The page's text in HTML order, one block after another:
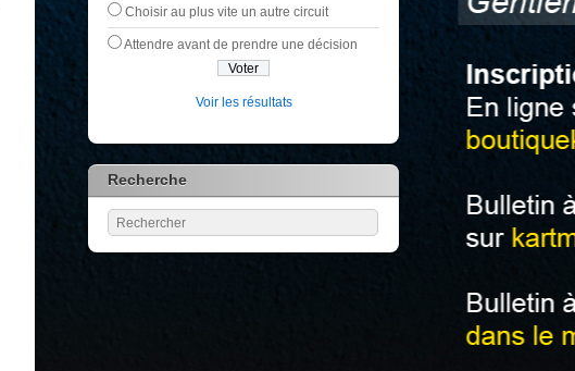
Choisir au plus vite un autre circuit
Attendre avant de prendre une décision
Voir les résultats
Recherche